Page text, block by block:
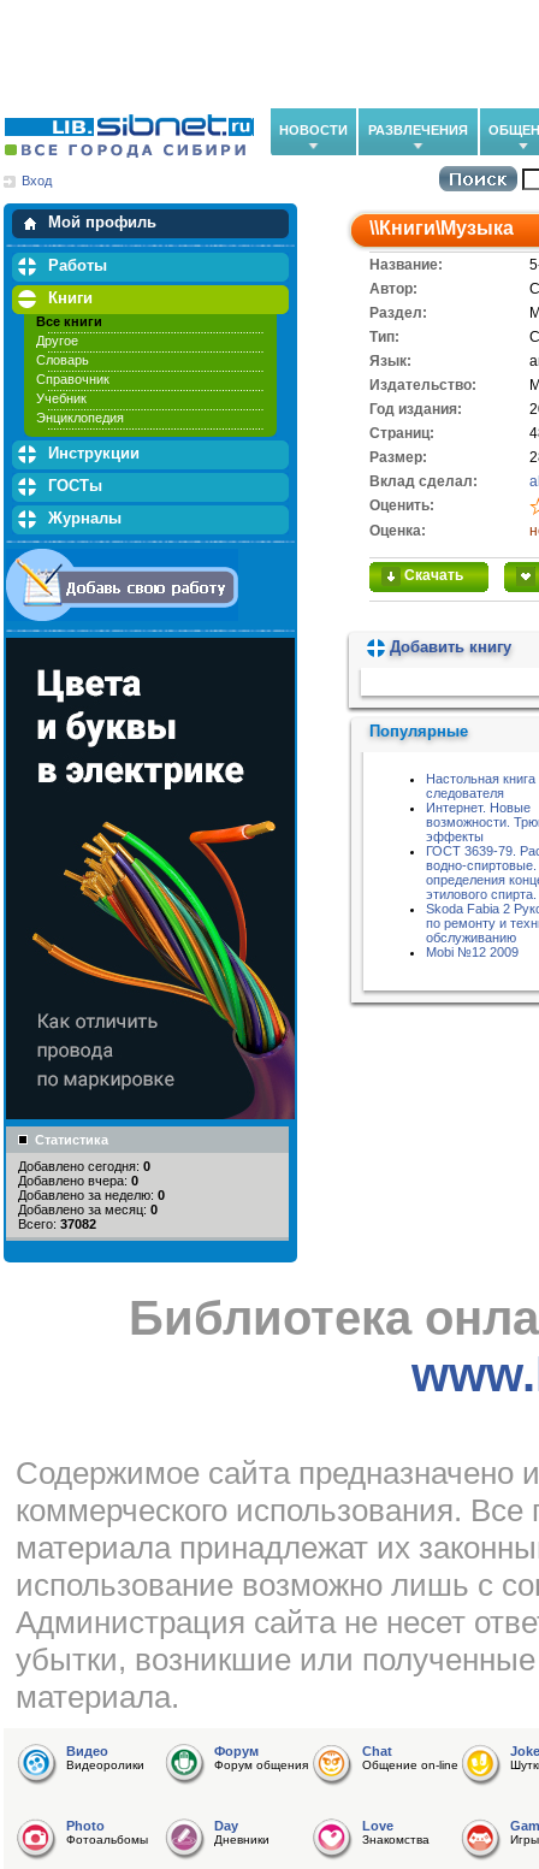
НОВОСТИ РАЗВЛЕЧЕНИЯ
Вход
Мой профиль
Мои закладки
Работы
Книги
Все книги
Другое
Словарь
Справочник
Учебник
Энциклопедия
Инструкции
ГОСТы
Журналы
Статистика
Добавлено сегодня: 0
Добавлено вчера: 0
Добавлено за неделю: 0
Добавлено за месяц: 0
Всего: 37082
\\Книги\Музыка
Название:
Автор:
Раздел:
Тип:
Язык:
Издательство:
Год издания:
Cтраниц:
Размер:
Вклад сделал:
Оценить:
Оценка:
Скачать
Добавить книгу
Популярные
Настольная
следователя
Интернет. Новые
возможности.
эффекты
ГОСТ 3639-79.
водно-
определения
этилового спирта.
Skoda Fabia 2
по ремонту и
обслуживанию
Mobi №12 2009
Библиотека
Cодержимое сайта предназначено
коммерческого использования.
материала принадлежат их
использование возможно лишь с
Администрация сайта не несет
убытки, возникшие или
материала.
Видео
Видеоролики
Форум
Форум общения
Chat
Общение on-line
Joke
Photo
Фотоальбомы
Day
Дневники
Love
Знакомства Игры